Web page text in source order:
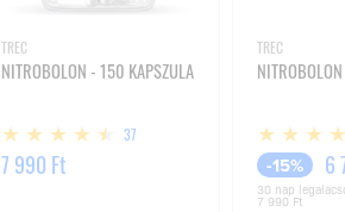
TREC
NITROBOLON - 150 KAPSZULA
37
7 990 Ft
TREC
-15% 6
30 nap
7 990 Ft